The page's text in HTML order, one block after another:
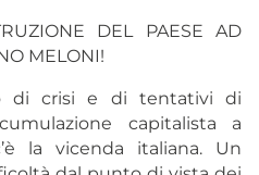
DEL PAESE AD
MELONI!
di crisi e di tentativi di
capitalista a
la vicenda italiana. Un